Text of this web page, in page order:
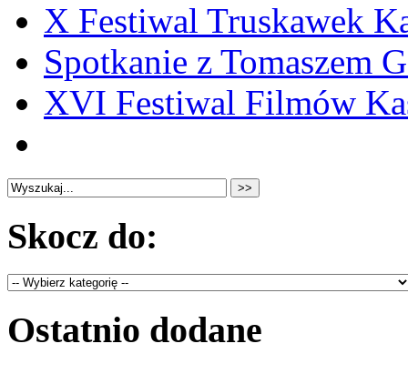
X Festiwal Truskawek
Spotkanie z Tomaszem
XVI Festiwal Filmów
Skocz do:
Ostatnio dodane